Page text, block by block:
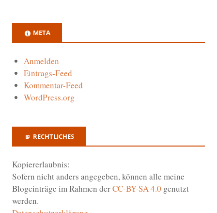
META
Anmelden
Eintrags-Feed
Kommentar-Feed
WordPress.org
RECHTLICHES
Kopiererlaubnis:
Sofern nicht anders angegeben, können alle meine
Blogeinträge im Rahmen derCC-BY-SA 4.0 genutzt
werden.